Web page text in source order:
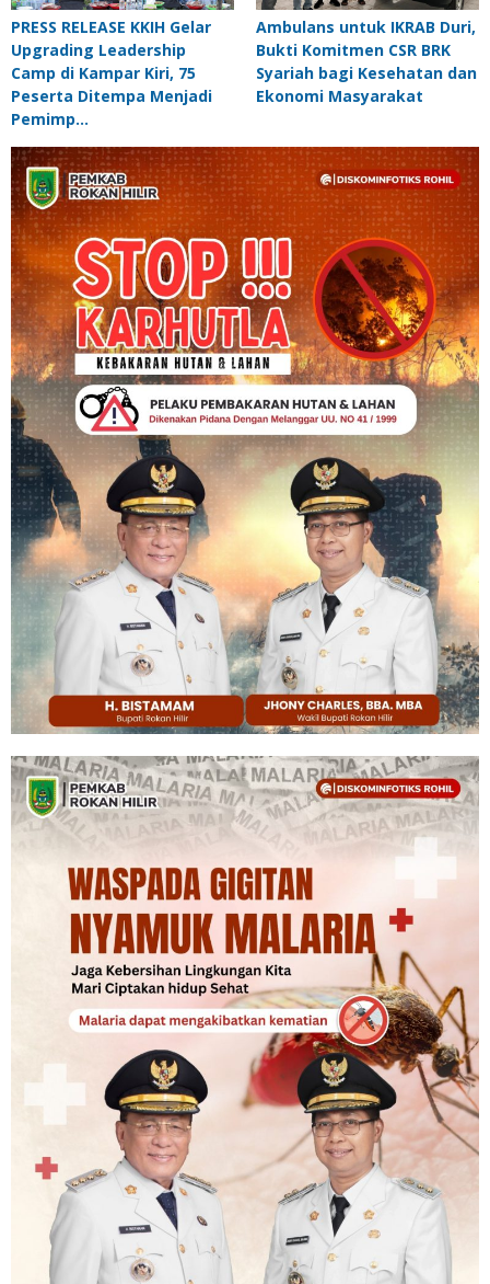
PRESS RELEASE KKIH Gelar
Upgrading Leadership
Camp di Kampar Kiri, 75
Peserta Ditempa Menjadi
Pemimp…
Ambulans untuk IKRAB Duri,
Bukti Komitmen CSR BRK
Syariah bagi Kesehatan dan
Ekonomi Masyarakat